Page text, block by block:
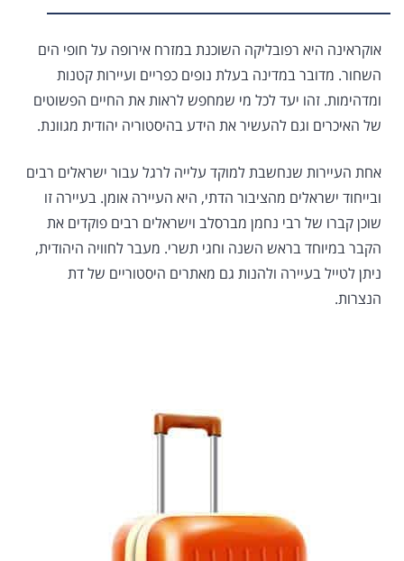
אוקראינה היא רפובליקה השוכנת במזרח אירופה על חופי הים
השחור. מדובר במדינה בעלת נופים כפריים ועיירות קטנות
ומדהימות. זהו יעד לכל מי שמחפש לראות את החיים הפשוטים
של האיכרים וגם להעשיר את הידע בהיסטוריה יהודית מגוונת.
אחת העיירות שנחשבת למוקד עלייה לרגל עבור ישראלים רבים
ובייחוד ישראלים מהציבור הדתי, היא העיירה אומן. בעיירה זו
שוכן קברו של רבי נחמן מברסלב וישראלים רבים פוקדים את
הקבר במיוחד בראש השנה וחגי תשרי. מעבר לחוויה היהודית,
ניתן לטייל בעיירה ולהנות גם מאתרים היסטוריים של דת
הנצרות.